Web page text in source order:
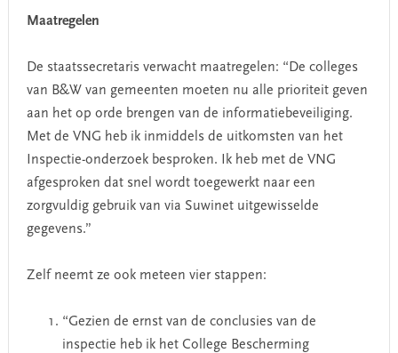
Maatregelen
De staatssecretaris verwacht maatregelen: “De colleges
van B&W van gemeenten moeten nu alle prioriteit geven
aan het op orde brengen van de informatiebeveiliging.
Met de VNG heb ik inmiddels de uitkomsten van het
Inspectie-onderzoek besproken. Ik heb met de VNG
afgesproken dat snel wordt toegewerkt naar een
zorgvuldig gebruik van via Suwinet uitgewisselde
gegevens.”
Zelf neemt ze ook meteen vier stappen:
“Gezien de ernst van de conclusies van de
inspectie heb ik het College Bescherming